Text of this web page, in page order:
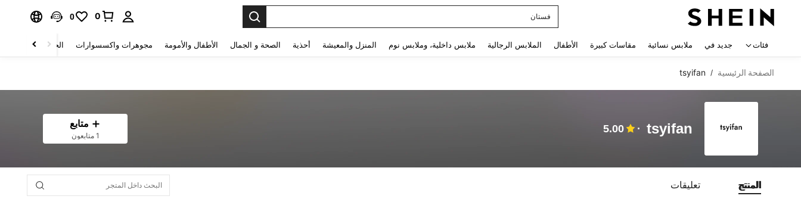
فستان
0
0
فئات جديد في ملابس نسائية مقاسات كبيرة الأطفال الملابس الرجالية ملابس داخلية، وملابس نوم المنزل والمعيشة أحذية الصحة و الجمال الأطفال والأمومة مجوهرات واكسسوارات الحقائب والأمتعة
الصفحة الرئيسية /
tsyifan
tsyifan
5.00 متابع
1 متابعون
المنتج تعليقات